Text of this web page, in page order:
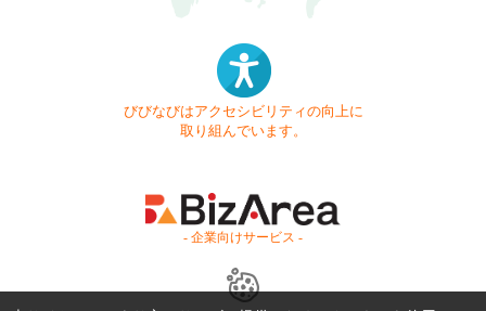
びびなびはアクセシビリティの向上に
取り組んでいます。
- 企業向けサービス -